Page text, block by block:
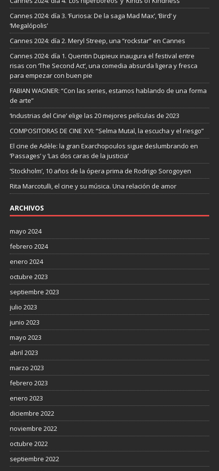
Cannes 2024: día 3. ‘Furiosa: De la saga Mad Max’, ‘Bird’ y
‘Megalópolis’
Cannes 2024: día 2. Meryl Streep, una “rockstar” en Cannes
Cannes 2024: día 1. Quentin Dupieux inaugura el festival entre
risas con ‘The Second Act’, una comedia absurda ligera y fresca
para empezar con buen pie
FABIAN WAGNER: “Con las series, estamos hablando de una forma
de arte”
‘Industrias del Cine’ elige las 20 mejores películas de 2023
COMPOSITORAS DE CINE XVI: “Selma Mutal, la escucha y el riesgo”
El cine de Adèle: la gran Exarchopoulos sigue deslumbrando en
’Passages’ y ’Las dos caras de la justicia’
‘Stockholm’, 10 años de la ópera prima de Rodrigo Sorogoyen
Rita Marcotulli, el cine y su música. Una relación de amor
ARCHIVOS
mayo 2024
febrero 2024
enero 2024
octubre 2023
septiembre 2023
julio 2023
junio 2023
mayo 2023
abril 2023
marzo 2023
febrero 2023
enero 2023
diciembre 2022
noviembre 2022
octubre 2022
septiembre 2022